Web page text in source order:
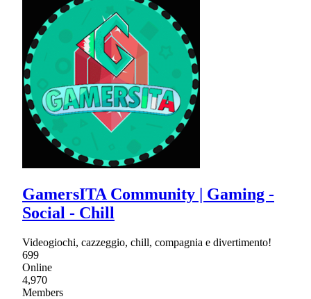
GamersITA Community | Gaming -
Social - Chill
Videogiochi, cazzeggio, chill, compagnia e divertimento!
699
Online
4,970
Members